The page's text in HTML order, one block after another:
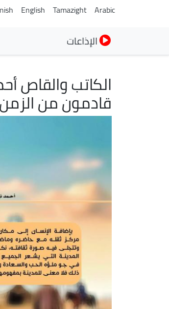
Arabic
Tamazight
English
الإذاعات
الكاتب والقاص
قادمون من